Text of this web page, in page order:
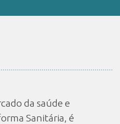
da saúde e
Sanitária, é